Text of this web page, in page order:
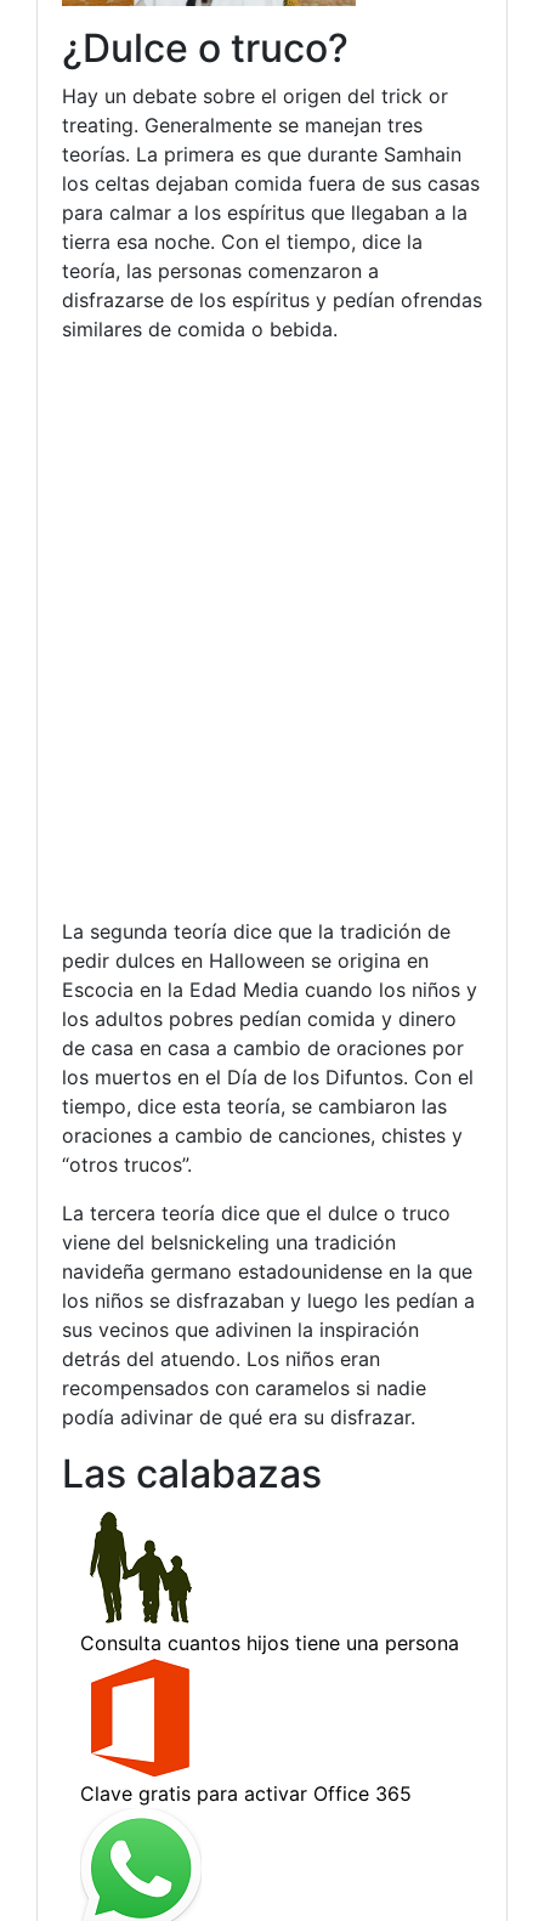
¿Dulce o truco?
Hay un debate sobre el origen del trick or
treating. Generalmente se manejan tres
teorías. La primera es que durante Samhain
los celtas dejaban comida fuera de sus casas
para calmar a los espíritus que llegaban a la
tierra esa noche. Con el tiempo, dice la
teoría, las personas comenzaron a
disfrazarse de los espíritus y pedían ofrendas
similares de comida o bebida.
La segunda teoría dice que la tradición de
pedir dulces en Halloween se origina en
Escocia en la Edad Media cuando los niños y
los adultos pobres pedían comida y dinero
de casa en casa a cambio de oraciones por
los muertos en el Día de los Difuntos. Con el
tiempo, dice esta teoría, se cambiaron las
oraciones a cambio de canciones, chistes y
“otros trucos”.
La tercera teoría dice que el dulce o truco
viene del belsnickeling una tradición
navideña germano estadounidense en la que
los niños se disfrazaban y luego les pedían a
sus vecinos que adivinen la inspiración
detrás del atuendo. Los niños eran
recompensados con caramelos si nadie
podía adivinar de qué era su disfrazar.
Las calabazas